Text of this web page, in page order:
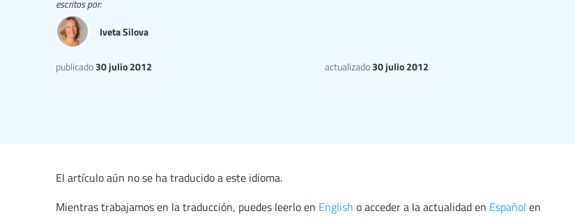
publicado30 julio 2012 actualizado30 julio 2012
escritos por:
Iveta Silova
El artículo aún no se ha traducido a este idioma.
Mientras trabajamos en la traducción, puedes leerlo en English o acceder a la actualidad en Español en